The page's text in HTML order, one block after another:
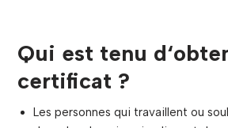
Qui est tenu d
certificat ?
Les personnes qui travaillent ou